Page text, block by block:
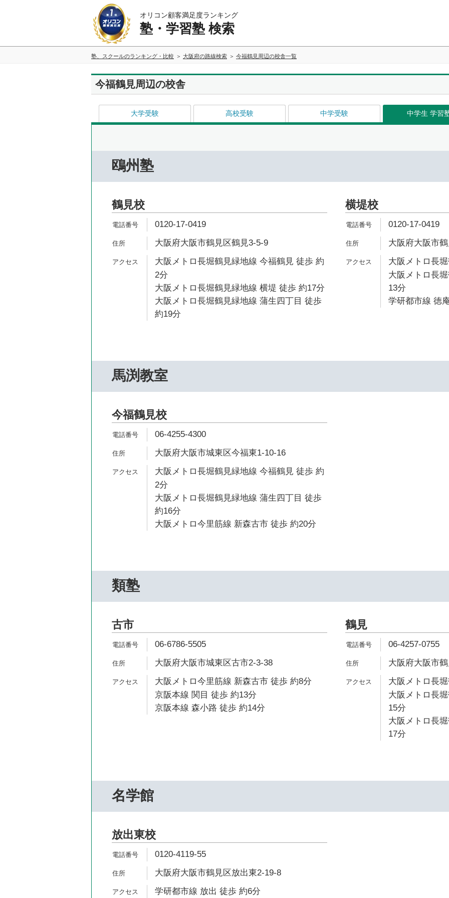
オリコン顧客満足度ランキング
塾・学習塾 検索
塾、スクールのランキング・比較 大阪府の路線検索 今福鶴見周辺の校舎一覧
今福鶴見周辺の校舎
大学受験 高校受験 中学受験 中学生 学習
鴎州塾
鶴見校
0120-17-0419
大阪府大阪市鶴見区鶴見3-5-9
大阪メトロ長堀鶴見緑地線 今福鶴見 徒歩 約
2分
大阪メトロ長堀鶴見緑地線 横堤 徒歩 約17分
大阪メトロ長堀鶴見緑地線 蒲生四丁目 徒歩
約19分
横堤校
0120-17-0419
大阪府大阪市
大阪メトロ長
大阪メトロ長
13分
学研都市線 徳
馬渕教室
今福鶴見校
06-4255-4300
大阪府大阪市城東区今福東1-10-16
大阪メトロ長堀鶴見緑地線 今福鶴見 徒歩 約
2分
大阪メトロ長堀鶴見緑地線 蒲生四丁目 徒歩
約16分
大阪メトロ今里筋線 新森古市 徒歩 約20分
類塾
古市
06-6786-5505
大阪府大阪市城東区古市2-3-38
大阪メトロ今里筋線 新森古市 徒歩 約8分
京阪本線 関目 徒歩 約13分
京阪本線 森小路 徒歩 約14分
鶴見
06-4257-0755
大阪府大阪市
大阪メトロ長
大阪メトロ長
15分
大阪メトロ長
17分
名学館
放出東校
0120-4119-55
大阪府大阪市鶴見区放出東2-19-8
学研都市線 放出 徒歩 約6分